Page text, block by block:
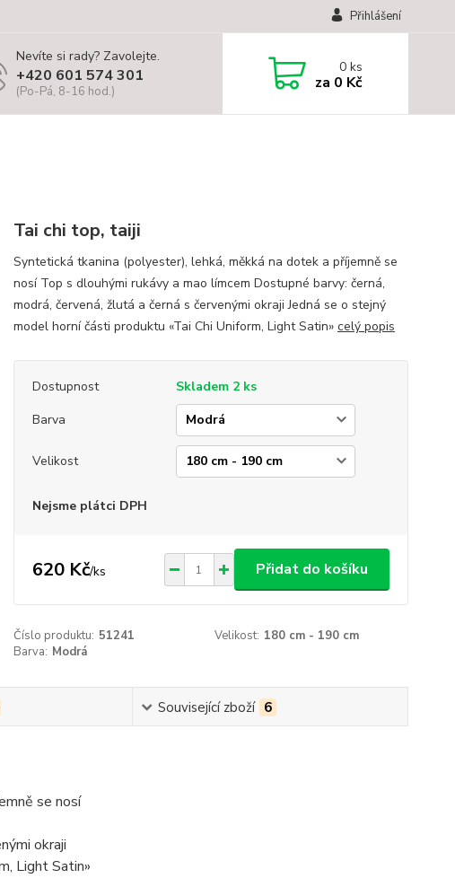
Přihlášení
Nevíte si rady? Zavolejte.
+420 601 574 301
(Po-Pá, 8-16 hod.)
0ks
za 0 Kč
Tai chi top, taiji
Syntetická tkanina (polyester), lehká, měkká na dotek a příjemně se
nosí Top s dlouhými rukávy a mao límcem Dostupné barvy: černá,
modrá, červená, žlutá a černá s červenými okraji Jedná se o stejný
model horní části produktu «Tai Chi Uniform, Light Satin» celý popis
Dostupnost
Skladem 2 ks
Barva
Velikost
Nejsme plátci DPH
620 Kč/ks Přidat do košíku
Číslo produktu: 51241 Velikost: 180 cm - 190 cm
Barva: Modrá
Související zboží 6
se nosí
okraji
Light Satin»